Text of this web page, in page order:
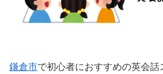
鎌倉市で初心者におすすめの英会